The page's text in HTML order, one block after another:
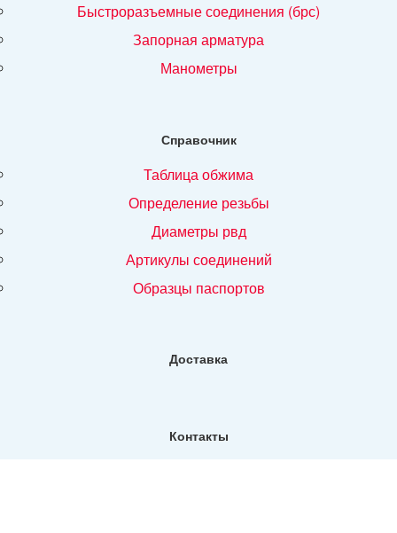
быстроразъемные соединения (брс)
запорная арматура
манометры
Справочник
таблица обжима
определение резьбы
диаметры рвд
артикулы соединений
образцы паспортов
Доставка
Контакты